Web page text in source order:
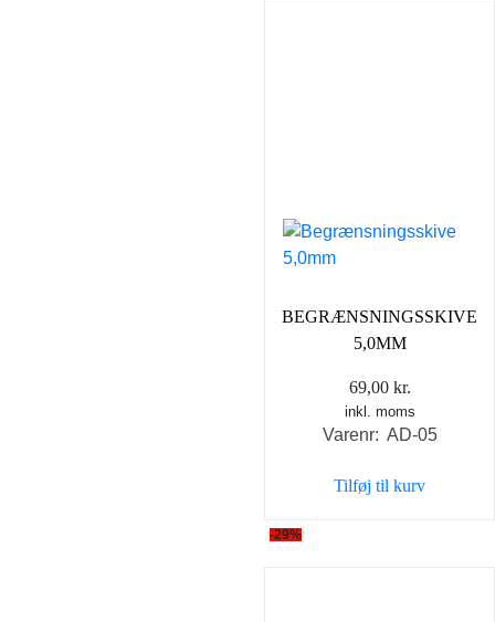
BEGRÆNSNINGSSKIVE
5,0MM
69,00 kr.
inkl. moms
Varenr: AD-05
Tilføj til kurv
-29%